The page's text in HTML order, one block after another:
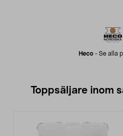
Heco - Se alla
Toppsäljare inom